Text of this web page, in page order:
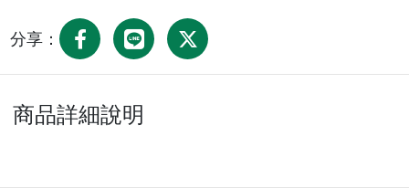
分享：
商品詳細說明